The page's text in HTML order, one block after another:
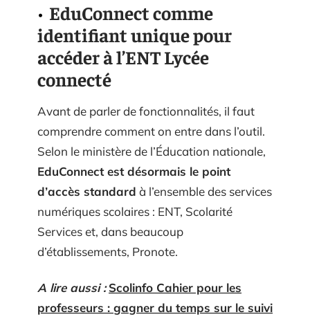
EduConnect comme
identifiant unique pour
accéder à l’ENT Lycée
connecté
Avant de parler de fonctionnalités, il faut
comprendre comment on entre dans l’outil.
Selon le ministère de l’Éducation nationale,
EduConnect est désormais le point
d’accès standard à l’ensemble des services
numériques scolaires : ENT, Scolarité
Services et, dans beaucoup
d’établissements, Pronote.
A lire aussi : Scolinfo Cahier pour les
professeurs : gagner du temps sur le suivi